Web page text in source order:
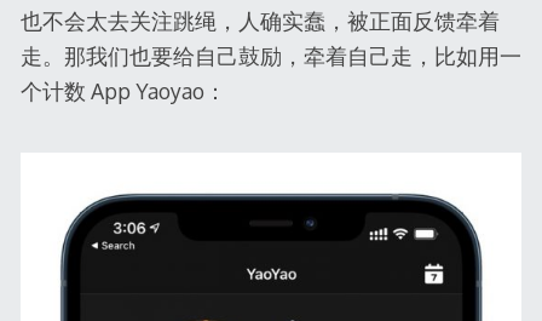
也不会太去关注跳绳，人确实蠢，被正面反馈牵着
走。那我们也要给自己鼓励，牵着自己走，比如用一
个计数 App Yaoyao：